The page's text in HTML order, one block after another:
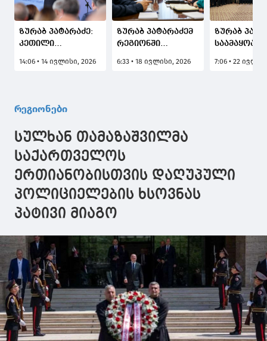
ზურაბ პატარაძე:
კეთილი
საქველმოქმედო
და
ცენტრ
"ბეთლემის"
მშენებლობა,
რომელიც ჩვენი
რეგიონისთვის
მნიშვნელოვანი
კერა გახდება
14:06 • 14 ივლისი, 2026
ზურაბ პატარაძემ
რეგიონში
სეზონზე
6:33 • 18 ივლისი, 2026
ზურაბ
საამაყოა,
ეროვნული
7:06 • 22
რეგიონები
სულხან თამაზაშვილმა
საქართველოს
ერთიანობისთვის დაღუპული
პოლიციელების ხსოვნას
პატივი მიაგო